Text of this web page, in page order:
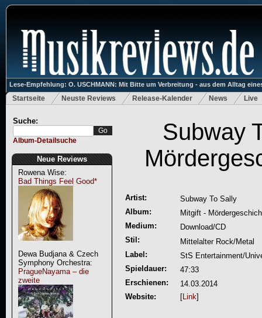
Lese-Empfehlung: O. USCHMANN: Mit Bitte um Verbreitung - aus dem Alltag
Startseite Neuste Reviews Release-Kalender News Live
Suche:
Album-Detailsuche
Neue Reviews
Rowena Wise:
Bad Things Feel Good*
Dewa Budjana & Czech
Symphony Orchestra:
PragueNayama – die
zweite
Subway
Artist:
Subway To Sally
Album:
Mitgift -
Medium:
Download/CD
Stil:
Mittelalter Rock/Metal
Label:
StS Entertainment/
Spieldauer:
47:33
Erschienen:
14.03.2014
Website:
[Link]